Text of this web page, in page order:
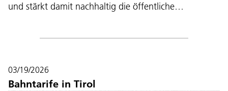
und stärkt damit nachhaltig die öffentliche…
03/19/2026
Bahntarife in Tirol